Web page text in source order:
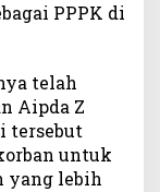
PPPK di
telah
Aipda Z
tersebut
untuk
yang lebih